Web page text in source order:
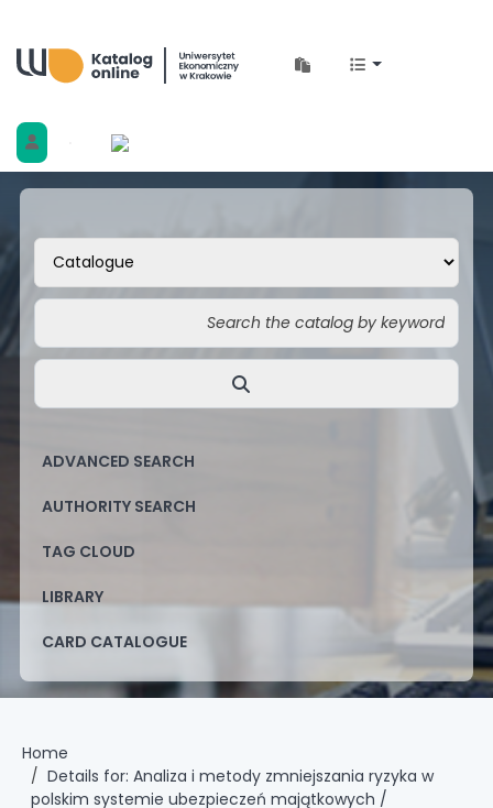
Biblioteka Uniwersytetu Ekonomicznego w
ADVANCED SEARCH
AUTHORITY SEARCH
TAG CLOUD
LIBRARY
CARD CATALOGUE
Home
Details for: Analiza i metody zmniejszania ryzyka w
polskim systemie ubezpieczeń majątkowych /